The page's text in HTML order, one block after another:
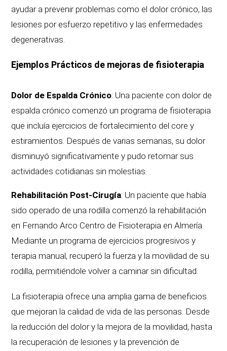
ayudar a prevenir problemas como el dolor crónico, las
lesiones por esfuerzo repetitivo y las enfermedades
degenerativas.
Ejemplos Prácticos de mejoras de fisioterapia
Dolor de Espalda Crónico: Una paciente con dolor de
espalda crónico comenzó un programa de fisioterapia
que incluía ejercicios de fortalecimiento del core y
estiramientos. Después de varias semanas, su dolor
disminuyó significativamente y pudo retomar sus
actividades cotidianas sin molestias.
Rehabilitación Post-Cirugía: Un paciente que había
sido operado de una rodilla comenzó la rehabilitación
en Fernando Arco Centro de Fisioterapia en Almería.
Mediante un programa de ejercicios progresivos y
terapia manual, recuperó la fuerza y la movilidad de su
rodilla, permitiéndole volver a caminar sin dificultad.
La fisioterapia ofrece una amplia gama de beneficios
que mejoran la calidad de vida de las personas. Desde
la reducción del dolor y la mejora de la movilidad, hasta
la recuperación de lesiones y la prevención de